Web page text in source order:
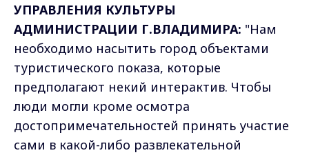
УПРАВЛЕНИЯ КУЛЬТУРЫ
АДМИНИСТРАЦИИ Г.ВЛАДИМИРА: "Нам
необходимо насытить город объектами
туристического показа, которые
предполагают некий интерактив. Чтобы
люди могли кроме осмотра
достопримечательностей принять участие
сами в какой-либо развлекательной